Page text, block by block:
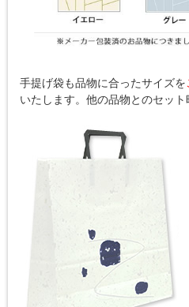
手提げ袋も品物に合ったサイズを
いたします。他の品物とのセット